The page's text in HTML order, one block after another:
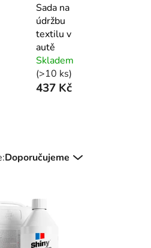
Sada na
údržbu
textilu v
autě
Skladem
(>10 ks)
437 Kč
Doporučujeme